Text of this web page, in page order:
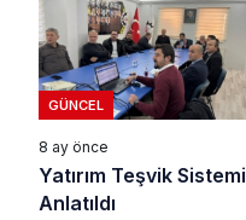
GÜNCEL
8 ay önce
Yatırım Teşvik Sistemi
Anlatıldı